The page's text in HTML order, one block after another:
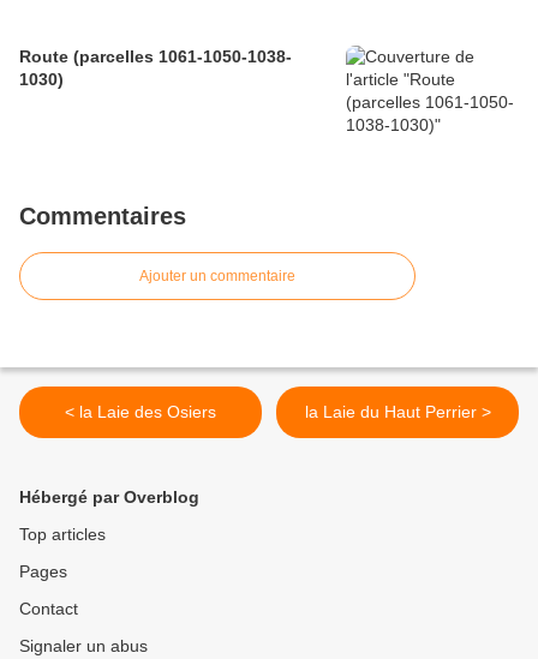
Route (parcelles 1061-1050-1038-
1030)
Commentaires
Ajouter un commentaire
< la Laie des Osiers la Laie du Haut Perrier >
Hébergé par Overblog
Top articles
Pages
Contact
Signaler un abus